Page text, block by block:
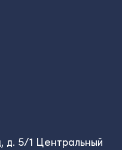
д. 5/1 Центральный